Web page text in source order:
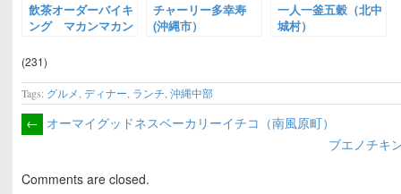
飲茶オーダーバイキ
ング マカンマカン
チャーリー多幸寿
(沖縄市）
一人一釜五穀（北中
城村）
(231)
Tags: グルメ,ディナー, ランチ,沖縄中部
← オーマイグッドネスベーカリーイチコ（南風原町）
ブエノチキ
Comments are closed.